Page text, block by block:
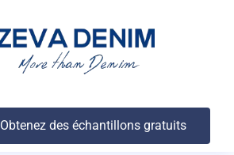
Obtenez des échantillons gratuits